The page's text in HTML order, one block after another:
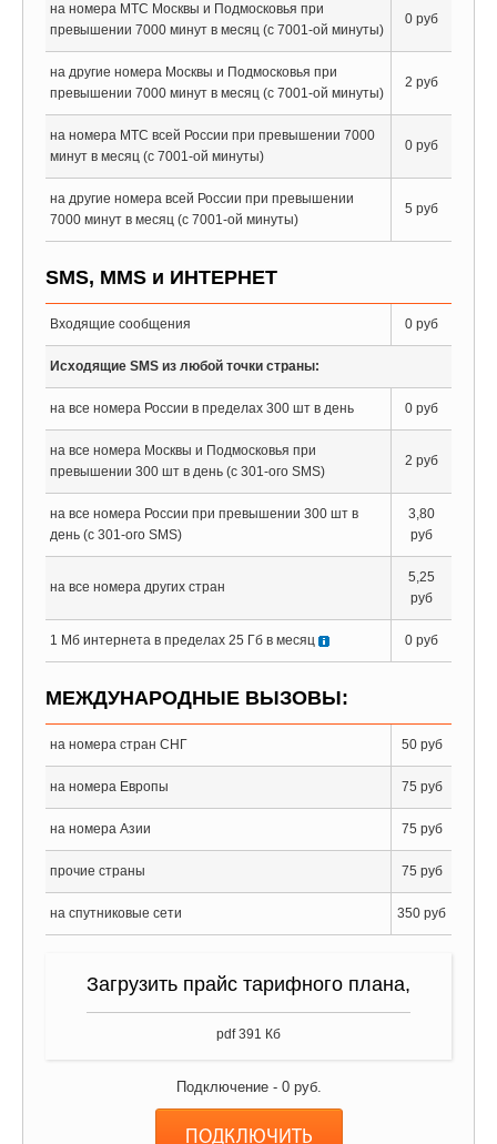
на номера МТС Москвы и Подмосковья при
превышении 7000 минут в месяц (с 7001-ой минуты)
0 руб
на другие номера Москвы и Подмосковья при
превышении 7000 минут в месяц (с 7001-ой минуты)
2 руб
на номера МТС всей России при превышении 7000
минут в месяц (с 7001-ой минуты)
0 руб
на другие номера всей России при превышении
7000 минут в месяц (с 7001-ой минуты)
5 руб
SMS, MMS и ИНТЕРНЕТ
Входящие сообщения 0 руб
Исходящие SMS из любой точки страны:
на все номера России в пределах 300 шт в день 0 руб
на все номера Москвы и Подмосковья при
превышении 300 шт в день (с 301-ого SMS)
2 руб
на все номера России при превышении 300 шт в
день (с 301-ого SMS)
3,80
руб
на все номера других стран
5,25
руб
1 Мб интернета в пределах 25 Гб в месяц 0 руб
МЕЖДУНАРОДНЫЕ ВЫЗОВЫ:
на номера стран СНГ 50 руб
на номера Европы 75 руб
на номера Азии 75 руб
прочие страны 75 руб
на спутниковые сети 350 руб
Загрузить прайс тарифного плана,
pdf 391 Кб
Подключение - 0руб.
ПОДКЛЮЧИТЬ